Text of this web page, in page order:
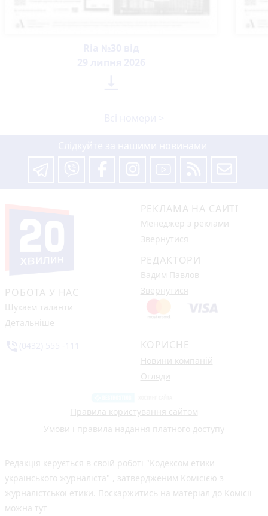
РОБОТА У НАС
Шукаєм таланти
Детальніше
РЕКЛАМА НА САЙТІ
Менеджер з реклами
Звернутися
РЕДАКТОРИ
Вадим Павлов
Звернутися
КОРИСНЕ
Новини компаній
Огляди
Правила користування сайтом
Умови і правила надання платного доступу
Редакція керується в своїй роботі "Кодексом етики
українського журналіста" , затвердженим Комісією з
журналістської етики. Поскаржитись на матеріал до Комісії
можна тут